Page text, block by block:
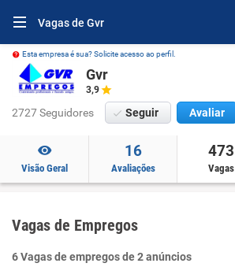
Vagas de Gvr
Esta empresa é sua? Solicite acesso ao perfil.
Gvr
3,9
2727 Seguidores Seguir Avaliar
Visão Geral
16
Avaliações
473
Vagas
Vagas de Empregos
6 Vagas de empregos de 2 anúncios